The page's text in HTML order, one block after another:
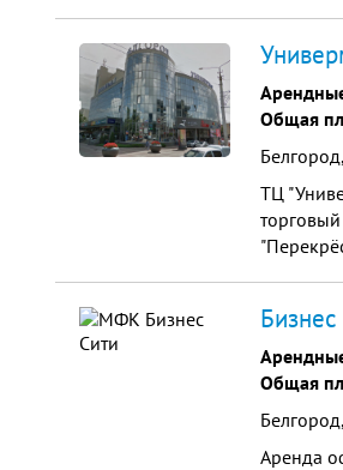
Общая
ТЦ
Общая
Аренда